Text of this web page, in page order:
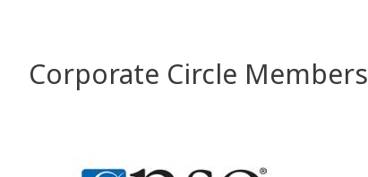
Corporate Circle Members